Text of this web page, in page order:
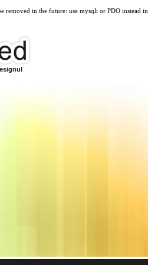
removed in the future: use mysqli or PDO instead in